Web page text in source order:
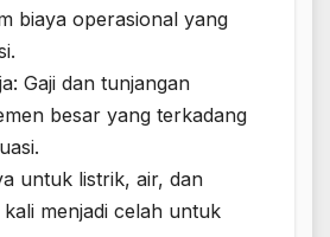
biaya operasional yang
Gaji dan tunjangan
besar yang terkadang
untuk listrik, air, dan
menjadi celah untuk